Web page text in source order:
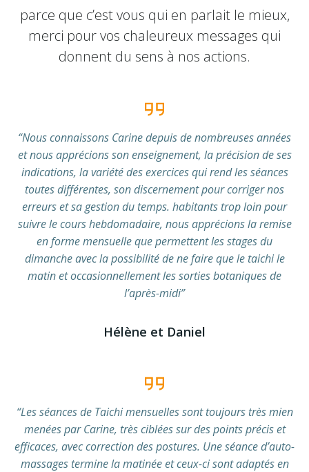
parce que c’est vous qui en parlait le mieux,
merci pour vos chaleureux messages qui
donnent du sens à nos actions.
“Nous connaissons Carine depuis de nombreuses années
et nous apprécions son enseignement, la précision de ses
indications, la variété des exercices qui rend les séances
toutes différentes, son discernement pour corriger nos
erreurs et sa gestion du temps. habitants trop loin pour
suivre le cours hebdomadaire, nous apprécions la remise
en forme mensuelle que permettent les stages du
dimanche avec la possibilité de ne faire que le taichi le
matin et occasionnellement les sorties botaniques de
l’après-midi”
Hélène et Daniel
“Les séances de Taichi mensuelles sont toujours très mien
menées par Carine, très ciblées sur des points précis et
efficaces, avec correction des postures. Une séance d’auto-
massages termine la matinée et ceux-ci sont adaptés en